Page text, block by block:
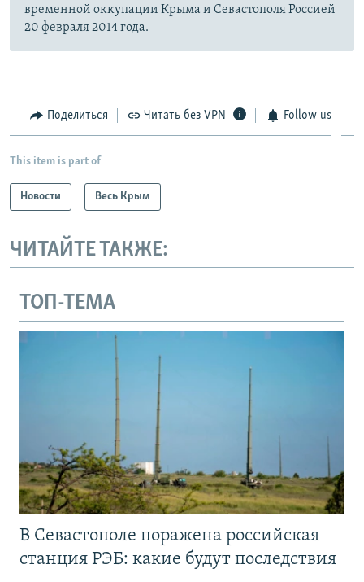
временной оккупации Крыма и Севастополя Россией
20 февраля 2014 года.
Поделиться Читать без VPN Follow us
This item is part of
Новости Весь Крым
ЧИТАЙТЕ ТАКЖЕ:
ТОП-ТЕМА
В Севастополе поражена российская
станция РЭБ: какие будут последствия